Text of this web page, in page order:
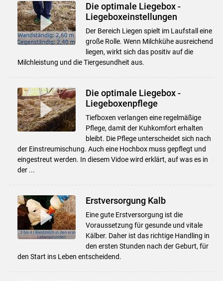
Die optimale Liegebox -
Liegeboxeinstellungen
Der Bereich Liegen spielt im Laufstall eine
große Rolle. Wenn Milchkühe ausreichend
liegen, wirkt sich das positiv auf die
Milchleistung und die Tiergesundheit aus.
Die optimale Liegebox -
Liegeboxenpflege
Tiefboxen verlangen eine regelmäßige
Pflege, damit der Kuhkomfort erhalten
bleibt. Die Pflege unterscheidet sich nach
der Einstreumischung. Auch eine Hochbox muss gepflegt und
eingestreut werden. In diesem Vidoe wird erklärt, auf was es in
der ...
Erstversorgung Kalb
Eine gute Erstversorgung ist die
Voraussetzung für gesunde und vitale
Kälber. Daher ist das richtige Handling in
den ersten Stunden nach der Geburt, für
den Start ins Leben entscheidend.